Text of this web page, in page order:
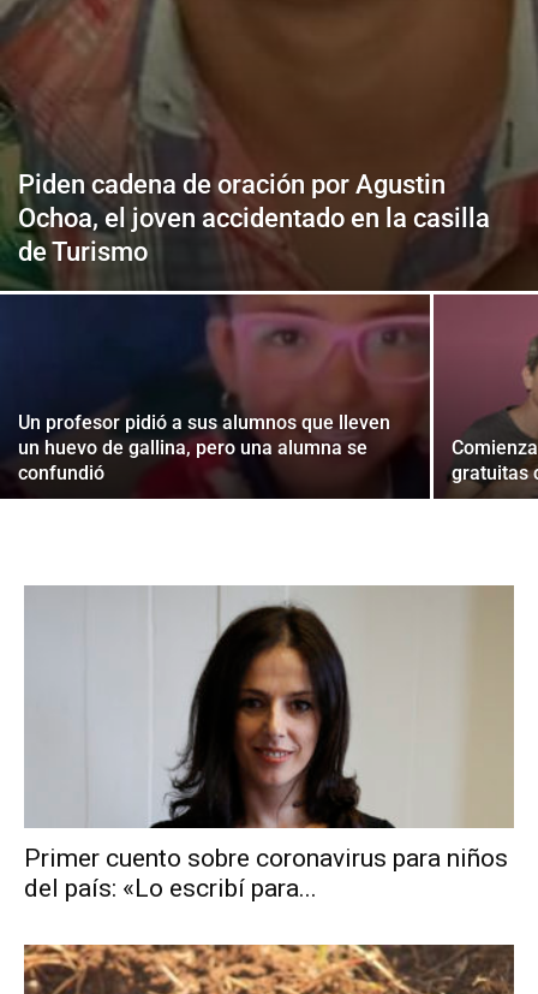
Piden cadena de oración por Agustin
Ochoa, el joven accidentado en la casilla
de Turismo
Un profesor pidió a sus alumnos que lleven
un huevo de gallina, pero una alumna se
confundió
gratuitas
Primer cuento sobre coronavirus para niños
del país: «Lo escribí para...